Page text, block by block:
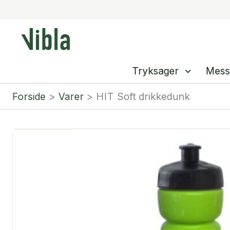
indholdet
Tryksager
Forside Varer HIT Soft drikkedunk